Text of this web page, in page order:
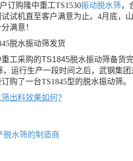
订购隆中重工TS1530振动脱水筛，
试机直至客户满意为止。 4月底，
满意！
脱水振动筛发货
工采购的TS1845脱水振动筛备货
，运行生产一段时间之后，武钢集
购了一台TS1845型的脱水振动筛。
出料效果如何?
脱水筛的制造商